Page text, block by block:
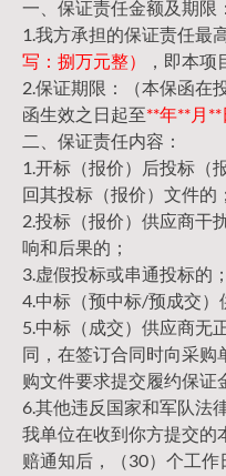
一、保证责任金额及期限：
1.我方承担的保证责任最
写：捌万元整）
，即本项
2.保证期限：（本保函在
函生效之日起至**年**月**
二、保证责任内容：
1.开标（报价）后投标（
回其投标（报价）文件的；
2.投标（报价）供应商干
响和后果的；
3.虚假投标或串通投标的；
4.中标（预中标/预成交）
5.中标（成交）供应商无
同，在签订合同时向采购
购文件要求提交履约保证
6.其他违反国家和军队法
我单位在收到你方提交的
赔通知后，（30）个工